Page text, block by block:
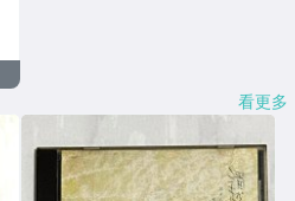
看更多